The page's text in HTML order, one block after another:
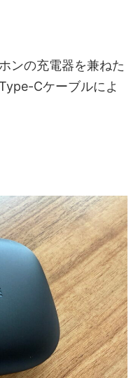
ンの充電器を兼ねた
Cケーブルによ